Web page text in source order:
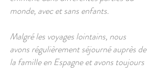
monde, avec et sans enfants.
Malgré les voyages lointains, nous
avons régulièrement séjourné auprès de
la famille en Espagne et avons toujours